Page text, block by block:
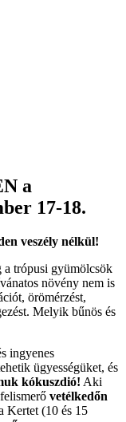
a
17-18.
veszély nélkül!
a trópusi gyümölcsök
növény nem is
örömérzést,
Melyik bűnös és
ingyenes
ügyességüket, és
kókuszdió! Aki
vetélkedőn
Kertet (10 és 15